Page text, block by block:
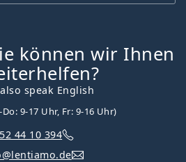
können wir Ihnen
speak English
9-17 Uhr, Fr: 9-16 Uhr)
44 10 394